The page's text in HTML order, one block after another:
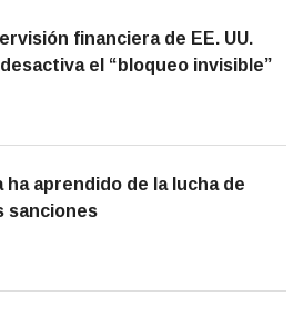
financiera de EE. UU.
el “bloqueo invisible”
ha aprendido de la lucha de
sanciones